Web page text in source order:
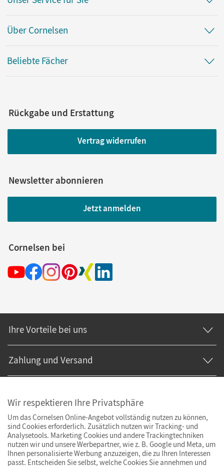
Über Cornelsen
Beliebte Fächer
Rückgabe und Erstattung
Vertrag widerrufen
Newsletter abonnieren
Jetzt anmelden
Cornelsen bei
Ihre Vorteile bei uns
Zahlung und Versand
Wir respektieren Ihre Privatsphäre
Um das Cornelsen Online-Angebot vollständig nutzen zu können,
sind Cookies erforderlich. Zusätzlich nutzen wir Tracking- und
Analysetools. Marketing Cookies und andere Trackingtechniken
nutzen wir und unsere Werbepartner, wie z. B. Google und Meta, um
Ihnen personalisierte Werbung anzuzeigen, die zu Ihren Interessen
passt. Entscheiden Sie selbst, welche Cookies Sie annehmen und